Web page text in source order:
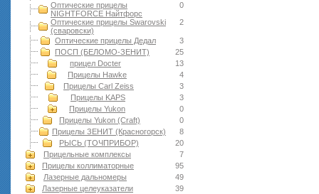
0
Оптические прицелы
NIGHTFORCE Найтфорс
2
Оптические прицелы Swarovski
(сваровски)
3
Оптические прицелы Дедал
25
ПОСП (БЕЛОМО-ЗЕНИТ)
13
прицел Docter
4
Прицелы Hawke
3
Прицелы Carl Zeiss
3
Прицелы KAPS
0
Прицелы Yukon
0
Прицелы Yukon (Craft)
8
Прицелы ЗЕНИТ (Красногорск)
20
РЫСЬ (ТОЧПРИБОР)
7
Прицельные комплексы
95
Прицелы коллиматорные
49
Лазерные дальномеры
39
Лазерные целеуказатели